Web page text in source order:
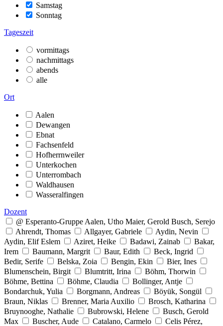
Samstag
Sonntag
Tageszeit
vormittags
nachmittags
abends
alle
Ort
Aalen
Dewangen
Ebnat
Fachsenfeld
Hofherrnweiler
Unterkochen
Unterrombach
Waldhausen
Wasseralfingen
Dozent
@ Esperanto-Gruppe Aalen, Utho Maier, Gerold Busch, Serejo
Ahrendt, Thomas
Allgayer, Gabriele
Aydin, Nevin
Aydin, Elif Eslem
Aziret, Heike Badawi, Zainab
Bakar,
Irem
Baumann, Margrit Baur, Edith
Beck, Ingrid
Bedir, Serife
Belska, Zoia Bengin, Ekin
Bier, Ines
Blumenschein, Birgit
Blumtritt, Irina
Böhm, Thorwin
Böhme, Bettina
Böhme, Claudia
Bollinger, Antje
Bondarchuk, Yulia
Borgmann, Andreas
Böyük, Songül
Braun, Niklas
Brenner, Maria Auxilio
Brosch, Katharina
Bruynooghe, Nathalie
Bubrowski, Helene
Busch, Gerold
Max
Buscher, Aude Catalano, Carmelo
Celis Pérez,